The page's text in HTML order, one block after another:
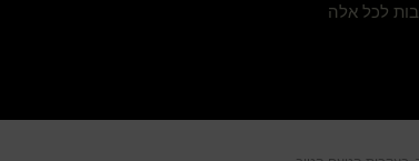
לכל אלה